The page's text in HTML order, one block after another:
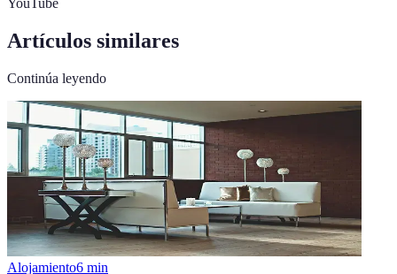
YouTube
Artículos similares
Continúa leyendo
Alojamiento6 min